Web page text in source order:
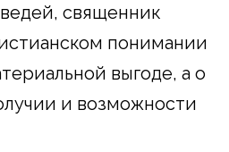
священник
понимании
выгоде, а о
и возможности